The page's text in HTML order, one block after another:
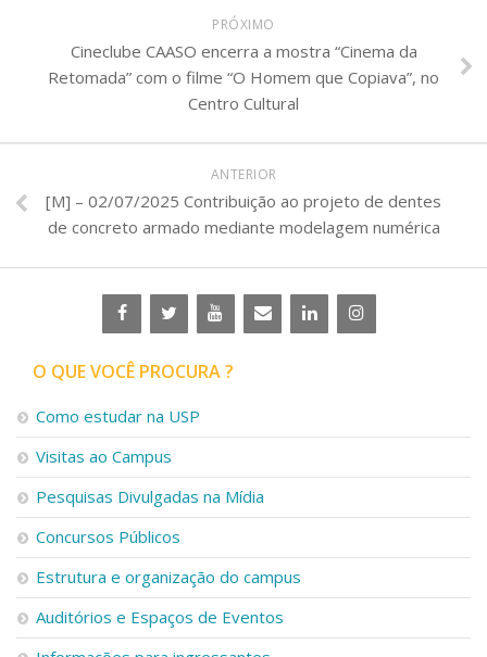
PRÓXIMO
Cineclube CAASO encerra a mostra “Cinema da
Retomada” com o filme “O Homem que Copiava”, no
Centro Cultural
ANTERIOR
[M] – 02/07/2025 Contribuição ao projeto de dentes
de concreto armado mediante modelagem numérica
O QUE VOCÊ PROCURA ?
Como estudar na USP
Visitas ao Campus
Pesquisas Divulgadas na Mídia
Concursos Públicos
Estrutura e organização do campus
Auditórios e Espaços de Eventos